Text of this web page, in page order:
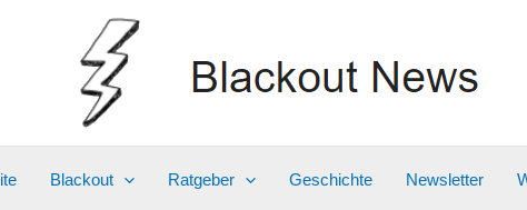
Blackout Ratgeber Geschichte Newsletter